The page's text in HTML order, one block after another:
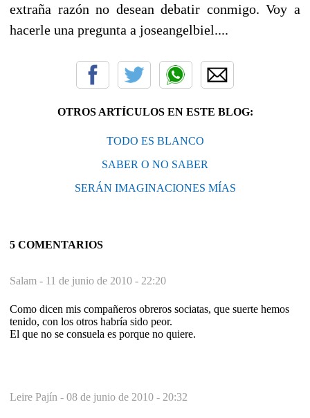
extraña razón no desean debatir conmigo. Voy a
hacerle una pregunta a joseangelbiel....
OTROS ARTÍCULOS EN ESTE BLOG:
TODO ES BLANCO
SABER O NO SABER
SERÁN IMAGINACIONES MÍAS
5 COMENTARIOS
Salam - 11 de junio de 2010 - 22:20
Como dicen mis compañeros obreros sociatas, que suerte hemos
tenido, con los otros habría sido peor.
El que no se consuela es porque no quiere.
Leire Pajín - 08 de junio de 2010 - 20:32